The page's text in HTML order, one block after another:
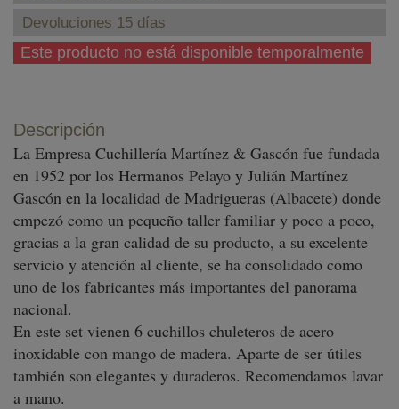
Devoluciones 15 días
Este producto no está disponible temporalmente
Descripción
La Empresa Cuchillería Martínez & Gascón fue fundada
en 1952 por los Hermanos Pelayo y Julián Martínez
Gascón en la localidad de Madrigueras (Albacete) donde
empezó como un pequeño taller familiar y poco a poco,
gracias a la gran calidad de su producto, a su excelente
servicio y atención al cliente, se ha consolidado como
uno de los fabricantes más importantes del panorama
nacional.
En este set vienen 6 cuchillos chuleteros de acero
inoxidable con mango de madera. Aparte de ser útiles
también son elegantes y duraderos. Recomendamos lavar
a mano.